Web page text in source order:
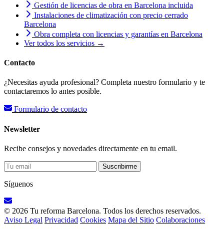
Gestión de licencias de obra en Barcelona incluida
Instalaciones de climatización con precio cerrado
Barcelona
Obra completa con licencias y garantías en Barcelona
Ver todos los servicios →
Contacto
¿Necesitas ayuda profesional? Completa nuestro formulario y te
contactaremos lo antes posible.
Formulario de contacto
Newsletter
Recibe consejos y novedades directamente en tu email.
Suscribirme
Síguenos
© 2026 Tu reforma Barcelona. Todos los derechos reservados.
Aviso Legal Privacidad Cookies Mapa del Sitio Colaboraciones